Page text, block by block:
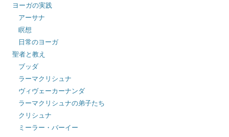
ヨーガの実践
アーサナ
瞑想
日常のヨーガ
聖者と教え
ブッダ
ラーマクリシュナ
ヴィヴェーカーナンダ
ラーマクリシュナの弟子たち
クリシュナ
ミーラー・バーイー